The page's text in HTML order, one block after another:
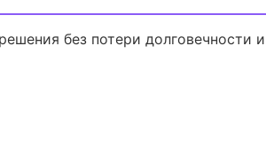
без потери долговечности